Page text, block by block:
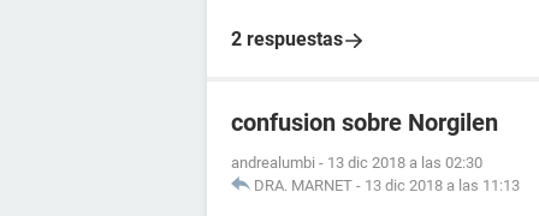
2 respuestas
confusion sobre Norgilen
andrealumbi - 13 dic 2018 a las 02:30
DRA. MARNET - 13 dic 2018 a las 11:13